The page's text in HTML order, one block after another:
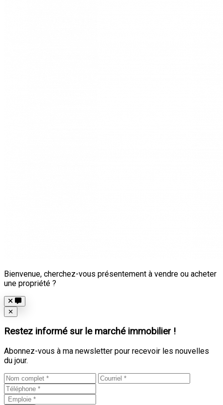
Bienvenue, cherchez-vous présentement à vendre ou acheter
une propriété ?
Close
✕
Restez informé sur le marché immobilier !
Abonnez-vous à ma newsletter pour recevoir les nouvelles
du jour.